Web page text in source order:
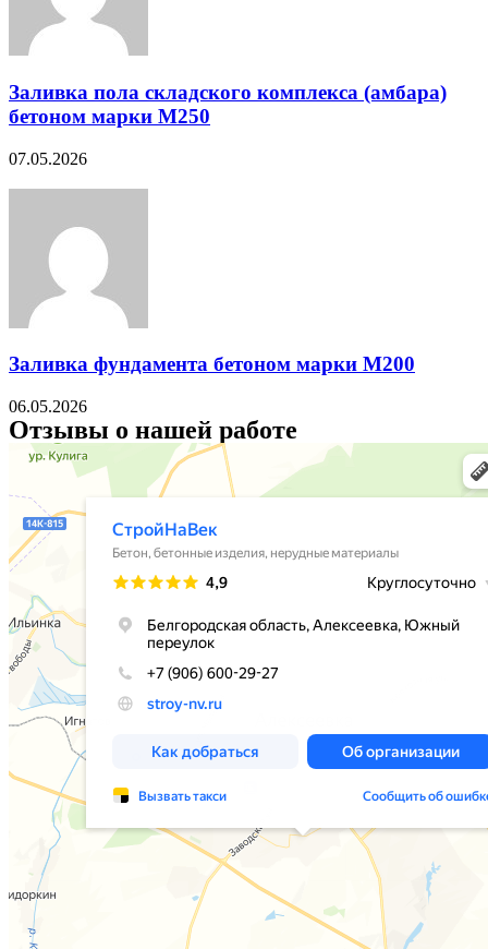
Заливка пола складского комплекса (амбара)
бетоном марки М250
07.05.2026
Заливка фундамента бетоном марки М200
06.05.2026
Отзывы о нашей работе